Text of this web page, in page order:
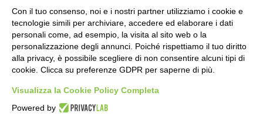
agosto apre la strada al Grande
Ferragosto
5 ore fa
Un nuovo modello di IA stima il volume
dei ghiacciai del pianeta
5 ore fa
Al San Luigi Gonzaga restituita la vista
a un occhio senza più speranze
Con il tuo consenso, noi e i nostri partner utilizziamo i cookie e
tecnologie simili per archiviare, accedere ed elaborare i dati
personali come, ad esempio, la visita al sito web o la
personalizzazione degli annunci. Poiché rispettiamo il tuo diritto
alla privacy, è possibile scegliere di non consentire alcuni tipi di
cookie. Clicca su preferenze GDPR per saperne di più.
Visualizza la Cookie Policy Completa
Powered by